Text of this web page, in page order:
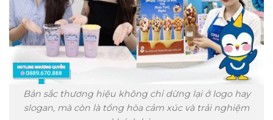
Bản sắc thương hiệu không chỉ dừng lại ở logo hay
slogan, mà còn là tổng hòa cảm xúc và trải nghiệm